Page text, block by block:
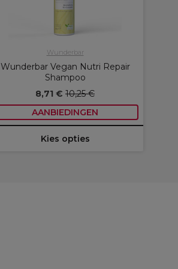
Wunderbar
Wunderbar Vegan Nutri Repair
Shampoo
8,71 € 10,25 €
AANBIEDINGEN
Kies opties